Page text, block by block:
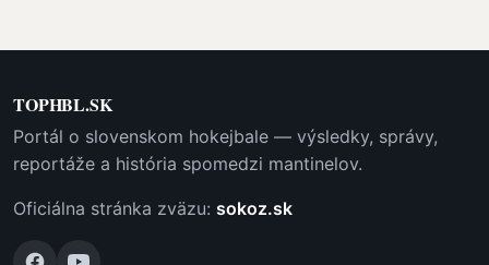
TOPHBL.SK
Portál o slovenskom hokejbale — výsledky, správy,
reportáže a história spomedzi mantinelov.
Oficiálna stránka zväzu: sokoz.sk